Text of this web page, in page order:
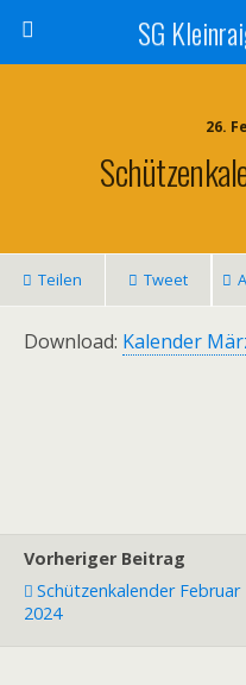
SG
26.
Teilen Tweet
Download: Kalender
Vorheriger Beitrag
Schützenkalender Februar
2024